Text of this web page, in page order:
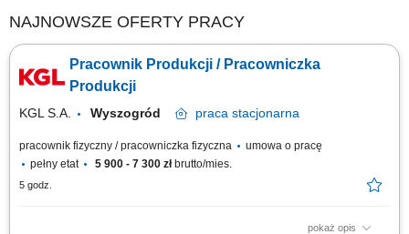
NAJNOWSZE OFERTY PRACY
Pracownik Produkcji / Pracowniczka
Produkcji
KGL S.A. Wyszogród praca stacjonarna
pracownik fizyczny / pracowniczka fizyczna
umowa o pracę
pełny etat
5 900 - 7 300 złbrutto/mies.
5 godz.
pokaż opis